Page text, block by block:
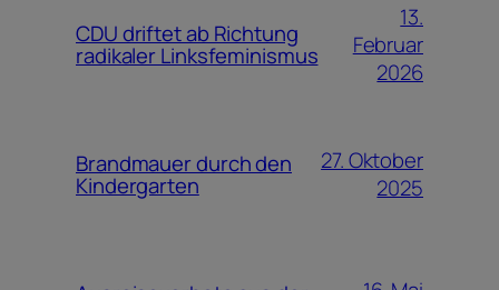
CDU driftet ab Richtung
radikaler Linksfeminismus
13.
Februar
2026
Brandmauer durch den
Kindergarten
27. Oktober
2025